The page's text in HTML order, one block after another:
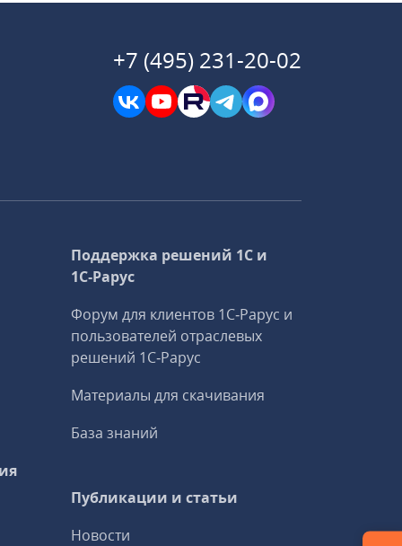
+7 (495) 231-20-02
Поддержка решений 1С и
1С‑Рарус
Форум для клиентов 1С‑Рарус и
пользователей отраслевых
решений 1С‑Рарус
Материалы для скачивания
База знаний
Публикации и статьи
Новости